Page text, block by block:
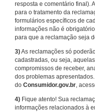
resposta e comentário final).
para o tratamento da
formulários específicos de
informações não é
para que a reclamação seja
3)As reclamações só
cadastradas, ou seja,
compromissos de receber,
dos problemas
do Consumidor.gov.br,
4) Fique atento! Sua
informações relacionados à